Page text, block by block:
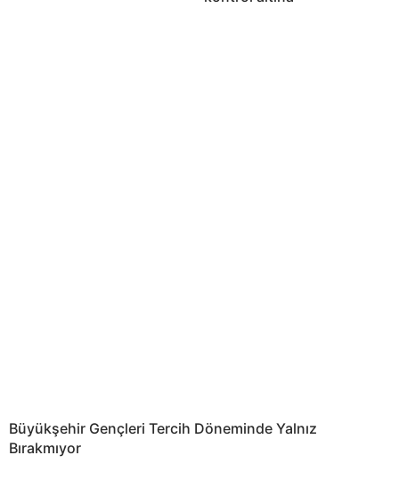
Büyükşehir Gençleri Tercih Döneminde Yalnız
Bırakmıyor